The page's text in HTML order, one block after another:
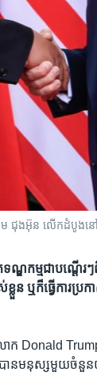
ជុងអ៊ុន លើកដំបូងន
កម្ម​ជា​បណ្ដើរៗ​
ខ្លួន ឬ​ក៏​ធ្វើ​ការ​
ោក Donald
បាន​មនុស្ស​មួយ​ចំនួ